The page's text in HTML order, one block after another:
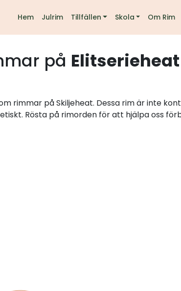
Hem Julrim Tillfällen Skola Om Rim
på Elitserieheat
rimmar på Skiljeheat. Dessa rim är inte
Rösta på rimorden för att hjälpa oss